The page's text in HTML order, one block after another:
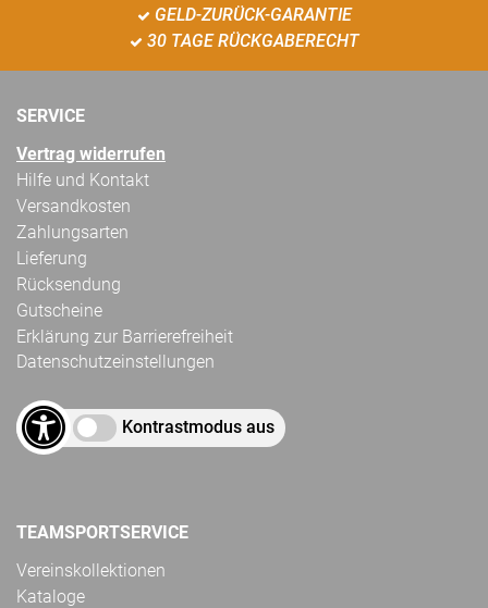
GELD-ZURÜCK-GARANTIE
30 TAGE RÜCKGABERECHT
SERVICE
Vertrag widerrufen
Hilfe und Kontakt
Versandkosten
Zahlungsarten
Lieferung
Rücksendung
Gutscheine
Erklärung zur Barrierefreiheit
Datenschutzeinstellungen
Kontrastmodus aus
TEAMSPORTSERVICE
Vereinskollektionen
Kataloge